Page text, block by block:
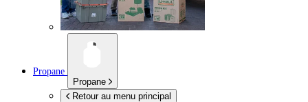
Propane
Propane
Retour au menu principal